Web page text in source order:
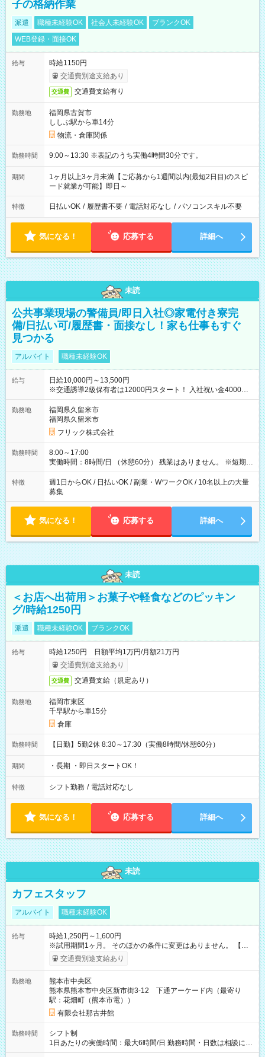
子の格納作業
派遣 職種未経験OK 社会人未経験OK
ブランクOK
WEB登録・面接OK
給与
時給1150円
交通費別途支給あり
交通費 交通費支給有り
勤務地
福岡県古賀市
ししぶ駅から車14分
物流・倉庫関係
勤務時間 9:00～13:30 ※表記のうち実働4時間30分です。
期間
1ヶ月以上3ヶ月未満【ご応募から1週間以内(最短2日目)のスピ
ード就業が可能】即日～
特徴 日払いOK / 履歴書不要 / 電話対応なし / パソコンスキル不要
気になる！ 応募する 詳細へ
未読
公共事業現場の警備員/即日入社◎家電付き寮完
備/日払い可/履歴書・面接なし！家も仕事もすぐ
見つかる
アルバイト 職種未経験OK
給与
日給10,000円～13,500円
※交通誘導2級保有者は12000円スタート！ 入社祝い金4000円
【試用期間】試用期間なし
勤務地
福岡県久留米市
福岡県久留米市
フリック株式会社
勤務時間
8:00～17:00
実働時間：8時間/日 （休憩60分） 残業はありません。 ※短期の
募集は行っておりません。予めご了承くださいませ。
特徴
週1日からOK / 日払いOK / 副業・WワークOK / 10名以上の大量
募集
気になる！ 応募する 詳細へ
未読
＜お店へ出荷用＞お菓子や軽食などのピッキン
グ/時給1250円
派遣 職種未経験OK ブランクOK
給与
時給1250円 日額平均1万円/月額21万円
交通費別途支給あり
交通費 交通費支給（規定あり）
勤務地
福岡市東区
千早駅から車15分
倉庫
勤務時間 【日勤】5勤2休 8:30～17:30（実働8時間/休憩60分）
期間 ・長期 ・即日スタートOK！
特徴 シフト勤務 / 電話対応なし
気になる！ 応募する 詳細へ
未読
カフェスタッフ
アルバイト 職種未経験OK
給与
時給1,250円～1,600円
※試用期間1ヶ月。 そのほかの条件に変更はありません。 【試
用期間】試用期間あり 試用期間の長さ：1ヶ月 雇用形態、給与
は本採用時と同じです。
交通費別途支給あり
勤務地
熊本市中央区
熊本県熊本市中央区新市街3-12 下通アーケード内（最寄り
駅：花畑町（熊本市電））
有限会社那古井館
勤務時間
シフト制
1日あたりの実働時間：最大6時間/日 勤務時間・日数は相談に応
じます。 ★土日が入れる方を募集しています！